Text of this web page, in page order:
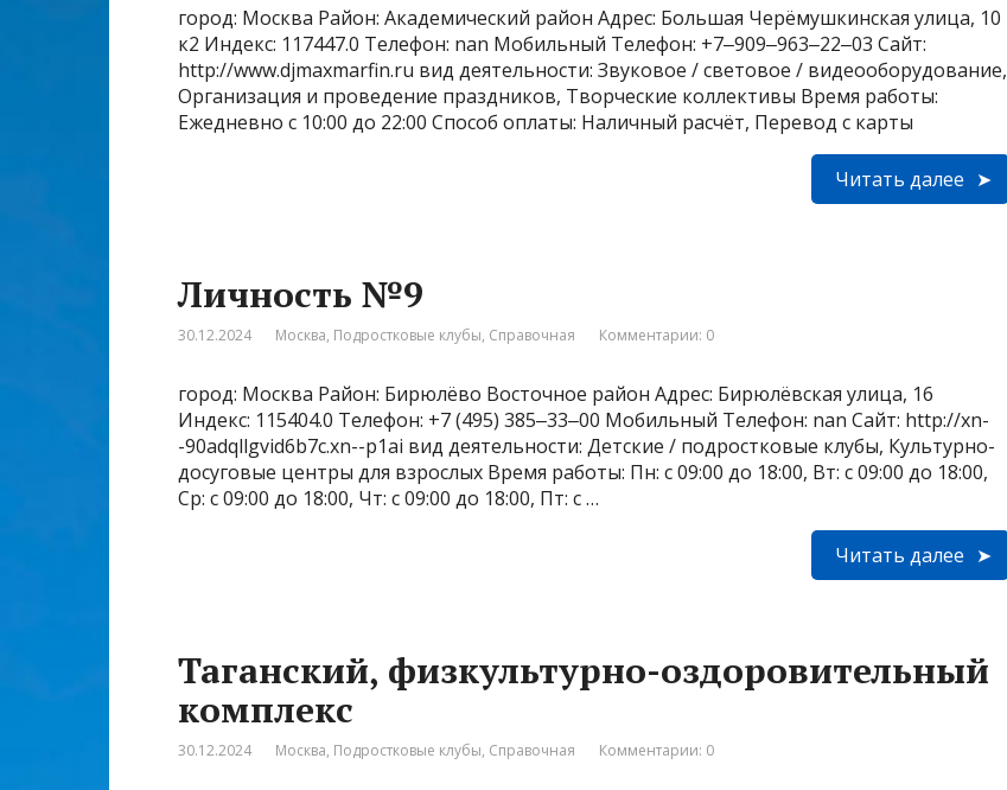
город: Москва Район: Академический район Адрес: Большая Черёмушкинская улица, 10
к2 Индекс: 117447.0 Телефон: nan Мобильный Телефон: +7‒909‒963‒22‒03 Сайт:
http://www.djmaxmarfin.ru вид деятельности: Звуковое / световое / видеооборудование,
Организация и проведение праздников, Творческие коллективы Время работы:
Ежедневно с 10:00 до 22:00 Способ оплаты: Наличный расчёт, Перевод с карты
Читать далее
Личность №9
30.12.2024 Москва, Подростковые клубы, Справочная Комментарии: 0
город: Москва Район: Бирюлёво Восточное район Адрес: Бирюлёвская улица, 16
Индекс: 115404.0 Телефон: +7 (495) 385‒33‒00 Мобильный Телефон: nan Сайт: http://xn-
-90adqllgvid6b7c.xn--p1ai вид деятельности: Детские / подростковые клубы, Культурно-
досуговые центры для взрослых Время работы: Пн: с 09:00 до 18:00, Вт: с 09:00 до 18:00,
Ср: с 09:00 до 18:00, Чт: с 09:00 до 18:00, Пт: с …
Читать далее
Таганский, физкультурно-оздоровительный
комплекс
30.12.2024 Москва, Подростковые клубы, Справочная Комментарии: 0